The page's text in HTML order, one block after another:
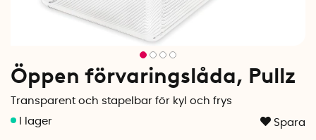
Öppen förvaringslåda, Pullz
Transparent och stapelbar för kyl och frys
Spara